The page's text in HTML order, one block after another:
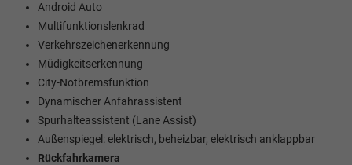
Android Auto
Multifunktionslenkrad
Verkehrszeichenerkennung
Müdigkeitserkennung
City-Notbremsfunktion
Dynamischer Anfahrassistent
Spurhalteassistent (Lane Assist)
Außenspiegel: elektrisch, beheizbar, elektrisch anklappbar
Rückfahrkamera